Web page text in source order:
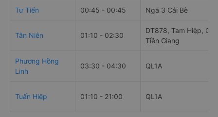
Tư Tiến 00:45 - 00:45 Ngã 3 Cái Bè
Tân Niên 01:10 - 02:30
DT878, Tam Hiệp,
Tiền Giang
Phương Hồng
Linh
03:30 - 04:30 QL1A
Tuấn Hiệp 01:10 - 21:00 QL1A